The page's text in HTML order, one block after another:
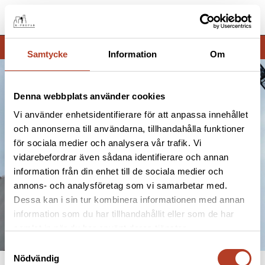
Samtycke Information Om
Denna webbplats använder cookies
Vi använder enhetsidentifierare för att anpassa innehållet
och annonserna till användarna, tillhandahålla funktioner
för sociala medier och analysera vår trafik. Vi
vidarebefordrar även sådana identifierare och annan
information från din enhet till de sociala medier och
annons- och analysföretag som vi samarbetar med.
Dessa kan i sin tur kombinera informationen med annan
information som du har tillhandahållit eller som de har
Nödvändig
Meny
Balkongplattor
KONTAKTA OSS REFERENSPROJEKT